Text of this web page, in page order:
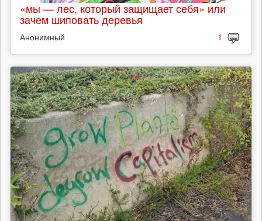
«мы — лес, который защищает себя» или
зачем шиповать деревья
Анонимный 1